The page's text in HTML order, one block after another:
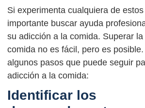
Si experimenta cualquiera de
importante buscar ayuda
su adicción a la comida. Superar
comida no es fácil, pero es
algunos pasos que puede seguir
adicción a la comida:
Identificar los